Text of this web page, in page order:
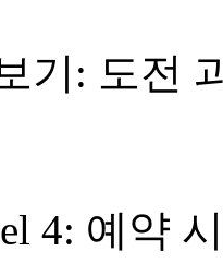
기: 도전
4: 예약